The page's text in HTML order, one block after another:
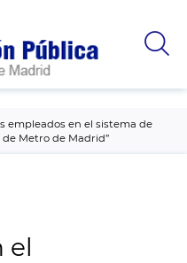
empleados en el sistema de
Metro de Madrid”
el